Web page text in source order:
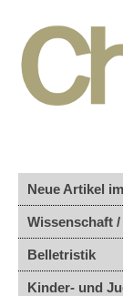
Neue Artikel
Wissenschaft
Belletristik
Kinder- und